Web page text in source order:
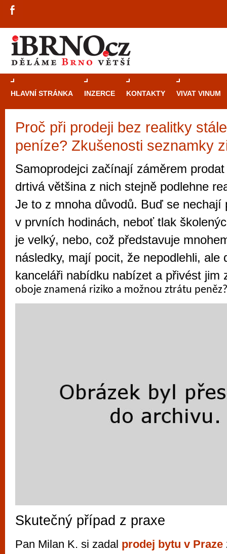
HLAVNÍ STRÁNKA INZERCE KONTAKTY VIVAT VINUM
Proč při prodeji bez realitky
peníze? Zkušenosti seznamky
Samoprodejci začínají záměrem
drtivá většina z nich stejně podlehne
Je to z mnoha důvodů. Buď se nechají
v prvních hodinách, neboť tlak
je velký, nebo, což představuje
následky, mají pocit, že nepodlehli, ale
kanceláři nabídku nabízet a přivést jim
oboje znamená riziko a možnou ztrátu peněz?
Skutečný případ z praxe
Pan Milan K. si zadal prodej bytu v Praze
Průvodce
Brně: Od
Brno je
zajímavé
restaurace,
Mimo jiné je ale také místem, kde si
vyzkoušet různé kasinové hry. V
metropoli naleznete širokou nabídku her
po moderní automaty jak pro pravidelné
příležitostné hráče. V...